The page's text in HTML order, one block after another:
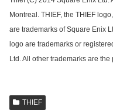
Montreal. THIEF, the THIEF
are trademarks of Square Enix
logo are trademarks or
Ltd. All other trademarks are
THIEF